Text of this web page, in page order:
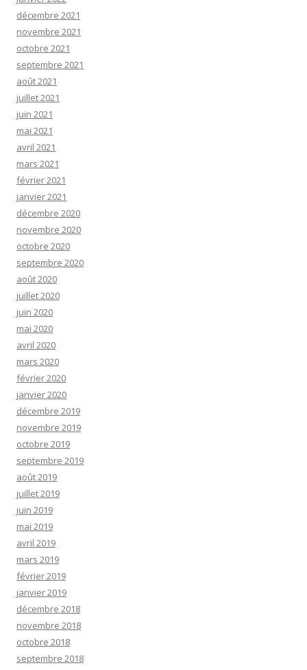
décembre 2021
novembre 2021
octobre 2021
septembre 2021
août 2021
juillet 2021
juin 2021
mai 2021
avril 2021
mars 2021
février 2021
janvier 2021
décembre 2020
novembre 2020
octobre 2020
septembre 2020
août 2020
juillet 2020
juin 2020
mai 2020
avril 2020
mars 2020
février 2020
janvier 2020
décembre 2019
novembre 2019
octobre 2019
septembre 2019
août 2019
juillet 2019
juin 2019
mai 2019
avril 2019
mars 2019
février 2019
janvier 2019
décembre 2018
novembre 2018
octobre 2018
septembre 2018